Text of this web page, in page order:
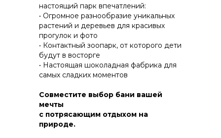
настоящий парк впечатлений:
• Огромное разнообразие уникальных
растений и деревьев для красивых
прогулок и фото
• Контактный зоопарк, от которого дети
будут в восторгe
• Настоящая шоколадная фабрика для
самых сладких моментов
Совместите выбор бани вашей
мечты
с потрясающим отдыхом на
природе.